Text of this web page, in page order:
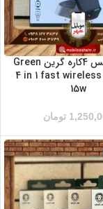
شارژر وایرلس 4کاره گرین Green
4 in 1 fast
15w
تومان